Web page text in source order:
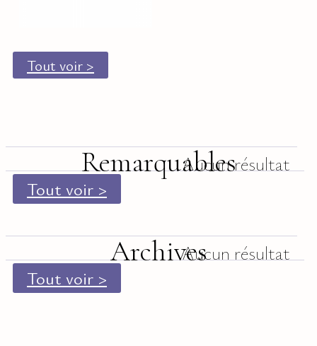
Tout voir >
RemarquablesAucun résultat
Tout voir >
ArchivesAucun résultat
Tout voir >